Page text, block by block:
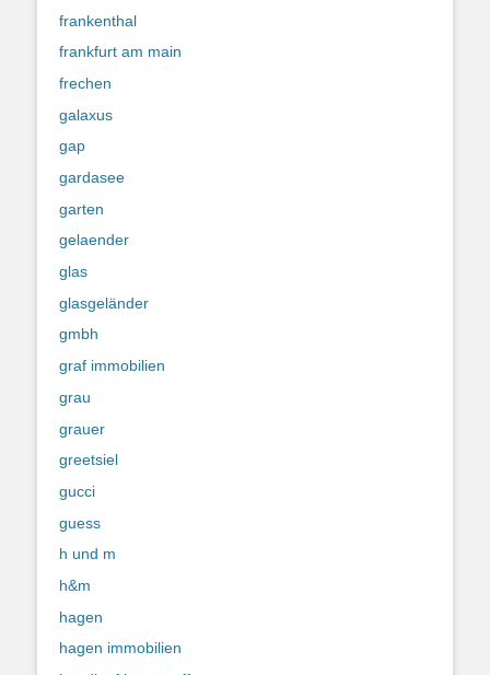
frankenthal
frankfurt am main
frechen
galaxus
gap
gardasee
garten
gelaender
glas
glasgeländer
gmbh
graf immobilien
grau
grauer
greetsiel
gucci
guess
h und m
h&m
hagen
hagen immobilien